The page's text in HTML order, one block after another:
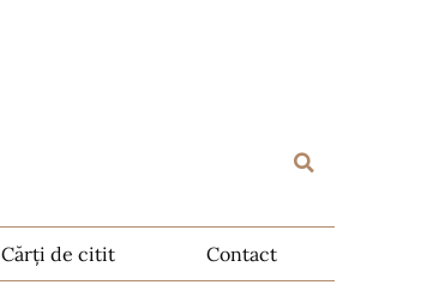
Cărți de citit Contact